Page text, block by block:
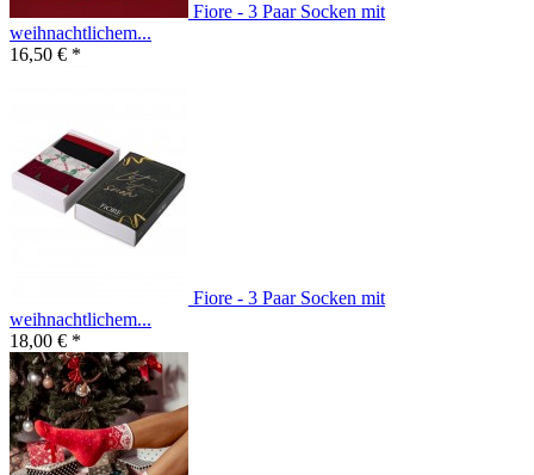
Fiore - 3 Paar Socken mit
weihnachtlichem...
16,50 € *
Fiore - 3 Paar Socken mit
weihnachtlichem...
18,00 € *